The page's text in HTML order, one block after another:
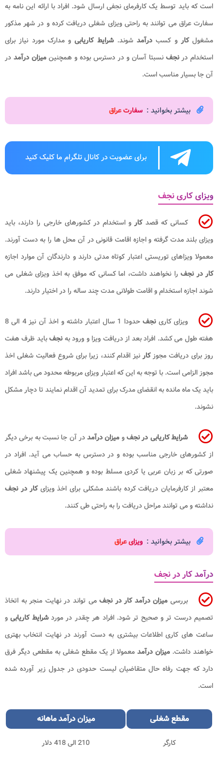
است که باید توسط یک کارفرمای نجفی ارسال شود. افراد با ارائه این نامه به
سفارت عراق می توانند به راحتی ویزای شغلی دریافت کرده و در شهر مذکور
مشغولکارو کسب درآمدشوند.شرایط کاریابیو مدارک مورد نیاز برای
استخدام درنجف نسبتا آسان و در دسترس بوده و همچنین میزان درآمد در
آن جا بسیار مناسب است.
بیشتر بخوانید : سفارت عراق
برای عضویت در کانال تلگرام ما کلیک کنید
ویزای کاری نجف
کسانی که قصدکار و استخدام در کشورهای خارجی را دارند، باید
ویزای بلند مدت گرفته و اجازه اقامت قانونی در آن محل ها را به دست آورند.
معمولا ویزاهای توریستی اعتبار کوتاه مدتی دارند و دارندگان آن موارد اجازه
کار در نجف را نخواهند داشت، اما کسانی که موفق به اخذ ویزای شغلی می
شوند اجازه استخدام و اقامت طولانی مدت چند ساله را در اختیار دارند.
ویزای کارینجف
حدودا 1 سال اعتبار داشته و اخذ آن نیز 4 الی 8
هفته طول می کشد. افراد بعد از دریافت ویزا و ورود بهنجفباید ظرف هفت
روز برای دریافت مجوزکارنیز اقدام کنند، زیرا برای شروع فعالیت شغلی اخذ
مجوز الزامی است. با توجه به این که اعتبار ویزای مربوطه محدود می باشد افراد
باید یک ماه مانده به انقضای مدرک برای تمدید آن اقدام نمایند تا دچار مشکل
نشوند.
شرایط کاریابی در نجفو میزان درآمددر آن جا نسبت به برخی دیگر
از کشورهای خارجی مناسب بوده و در دسترس به حساب می آید. افراد در
صورتی که بر زبان عربی یا کردی مسلط بوده و همچنین یک پیشنهاد شغلی
معتبر از کارفرمایان دریافت کرده باشند مشکلی برای اخذ ویزایکار در نجف
نداشته و می توانند مراحل دریافت را به راحتی طی کنند.
بیشتر بخوانید : ویزای عراق
درآمد کار در نجف
بررسی میزان درآمد کار در نجفمی تواند در نهایت منجر به اتخاذ
تصمیم درست تر و صحیح تر شود. افراد هر چقدر در موردشرایط کاریابی و
ساعت های کاری اطلاعات بیشتری به دست آورند در نهایت انتخاب بهتری
خواهند داشت. میزان درآمدمعمولا از یک مقطع شغلی به مقطعی دیگر فرق
دارد که جهت رفاه حال متقاضیان لیست حدودی در جدول زیر آورده شده
است.
مقطع شغلی میزان درآمد ماهانه
کارگر 210 الی 418 دلار